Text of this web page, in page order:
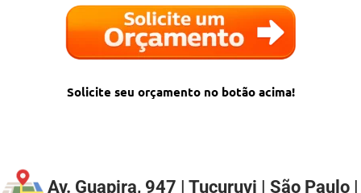
Solicite seu orçamento no botão acima!
Av. Guapira, 947 | Tucuruvi | São Paulo |